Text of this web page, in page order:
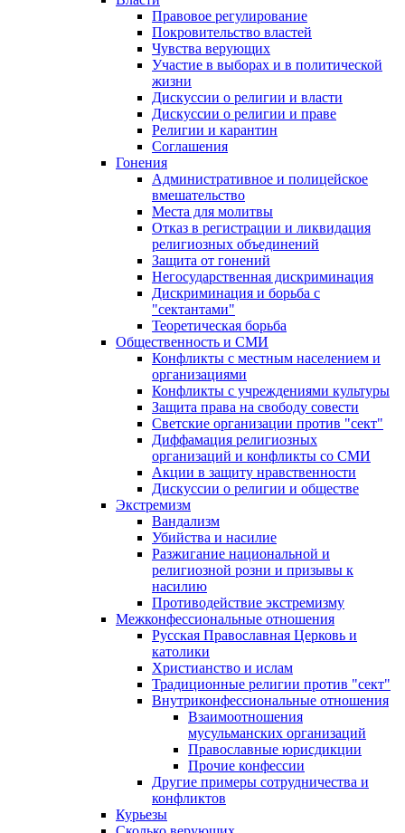
Правовое регулирование
Покровительство властей
Чувства верующих
Участие в выборах и в политической
жизни
Дискуссии о религии и власти
Дискуссии о религии и праве
Религии и карантин
Соглашения
Гонения
Административное и полицейское
вмешательство
Места для молитвы
Отказ в регистрации и ликвидация
религиозных объединений
Защита от гонений
Негосударственная дискриминация
Дискриминация и борьба с
"сектантами"
Теоретическая борьба
Общественность и СМИ
Конфликты с местным населением и
организациями
Конфликты с учреждениями культуры
Защита права на свободу совести
Светские организации против "сект"
Диффамация религиозных
организаций и конфликты со СМИ
Акции в защиту нравственности
Дискуссии о религии и обществе
Экстремизм
Вандализм
Убийства и насилие
Разжигание национальной и
религиозной розни и призывы к
насилию
Противодействие экстремизму
Межконфессиональные отношения
Русская Православная Церковь и
католики
Христианство и ислам
Традиционные религии против "сект"
Внутриконфессиональные отношения
Взаимоотношения
мусульманских организаций
Православные юрисдикции
Прочие конфессии
Другие примеры сотрудничества и
конфликтов
Курьезы